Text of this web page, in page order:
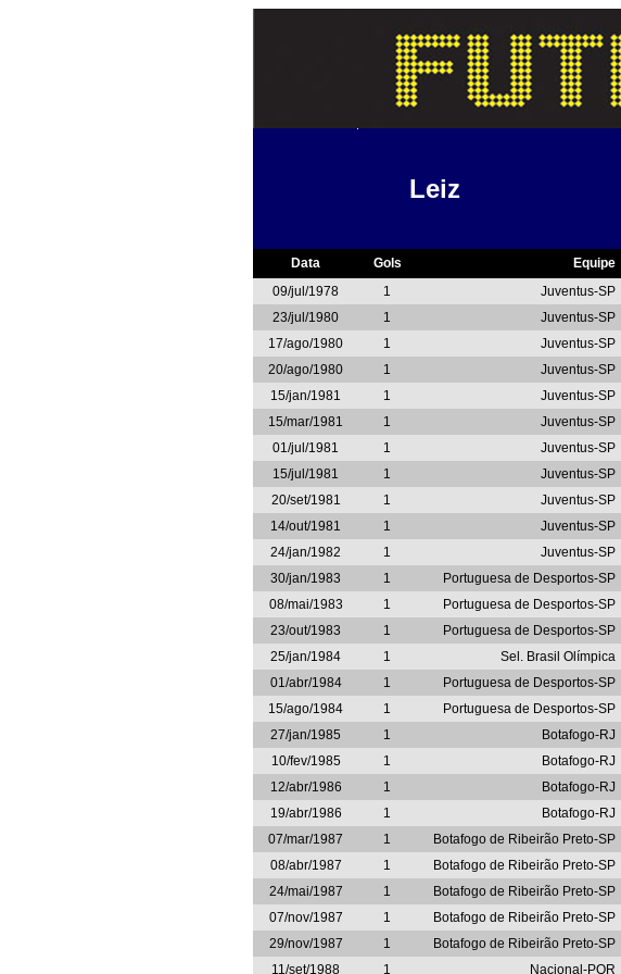
Leiz
Data Gols Equipe
09/jul/1978
1 Juventus-SP
23/jul/1980
1 Juventus-SP
17/ago/1980
1 Juventus-SP
20/ago/1980
1 Juventus-SP
15/jan/1981
1 Juventus-SP
15/mar/1981
1 Juventus-SP
01/jul/1981
1 Juventus-SP
15/jul/1981
1 Juventus-SP
20/set/1981
1 Juventus-SP
14/out/1981
1 Juventus-SP
24/jan/1982
1 Juventus-SP
30/jan/1983
1 Portuguesa de Desportos-SP
08/mai/1983
1 Portuguesa de Desportos-SP
23/out/1983
1 Portuguesa de Desportos-SP
25/jan/1984
1 Sel. Brasil Olímpica
01/abr/1984
1 Portuguesa de Desportos-SP
15/ago/1984
1 Portuguesa de Desportos-SP
27/jan/1985
1 Botafogo-RJ
10/fev/1985
1 Botafogo-RJ
12/abr/1986
1 Botafogo-RJ
19/abr/1986
1 Botafogo-RJ
07/mar/1987
1 Botafogo de Ribeirão Preto-SP
08/abr/1987
1 Botafogo de Ribeirão Preto-SP
24/mai/1987
1 Botafogo de Ribeirão Preto-SP
07/nov/1987
1 Botafogo de Ribeirão Preto-SP
29/nov/1987
1 Botafogo de Ribeirão Preto-SP
11/set/1988
1 Nacional-POR